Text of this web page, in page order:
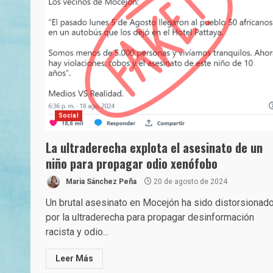
Social
La ultraderecha explota el asesinato de un
niño para propagar odio xenófobo
Maria Sánchez Peña 20 de agosto de 2024
Un brutal asesinato en Mocejón ha sido
por la ultraderecha para propagar desinformación
racista y odio...
Leer Más